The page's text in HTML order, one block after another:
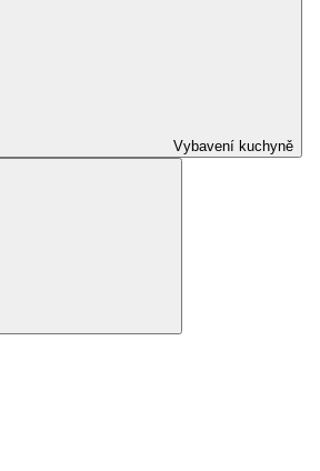
Vybavení kuchyně